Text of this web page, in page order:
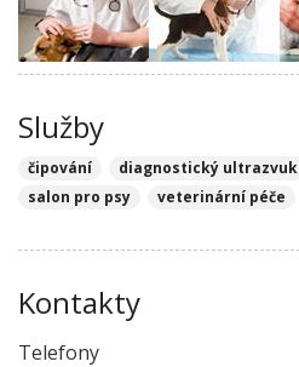
Služby
čipování diagnostický ultrazvuk
salon pro psy
veterinární péče
Kontakty
Telefony